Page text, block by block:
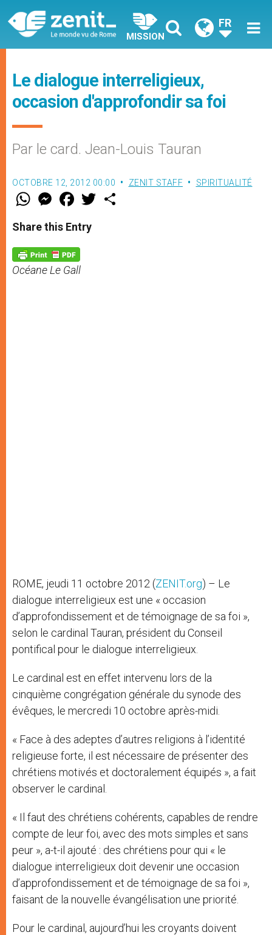
MISSION
FR
Le dialogue interreligieux,
occasion d'approfondir sa foi
Par le card. Jean-Louis Tauran
OCTOBRE 12, 2012 00:00 ZENIT STAFF SPIRITUALITÉ
W
t
s
p
p
M
e
s
e
g
e
r
F
a
e
b
o
k
w
Share this Entry
Océane Le Gall
ROME, jeudi 11 octobre 2012 (ZENIT.org) – Le
dialogue interreligieux est une « occasion
d’approfondissement et de témoignage de sa foi »,
selon le cardinal Tauran, président du Conseil
pontifical pour le dialogue interreligieux.
Le cardinal est en effet intervenu lors de la
cinquième congrégation générale du synode des
évêques, le mercredi 10 octobre après-midi.
« Face à des adeptes d’autres religions à l’identité
religieuse forte, il est nécessaire de présenter des
chrétiens motivés et doctoralement équipés », a fait
observer le cardinal.
« Il faut des chrétiens cohérents, capables de rendre
compte de leur foi, avec des mots simples et sans
peur », a-t-il ajouté : des chrétiens pour qui « le
dialogue interreligieux doit devenir une occasion
d’approfondissement et de témoignage de sa foi »,
faisant de la nouvelle évangélisation une priorité.
Pour le cardinal, aujourd’hui les croyants doivent